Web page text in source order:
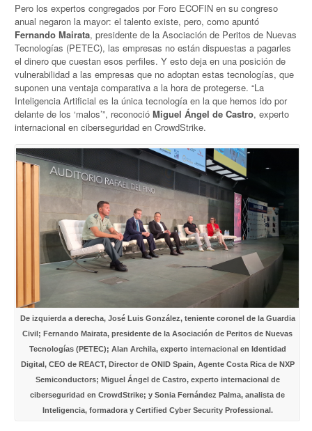
Pero los expertos congregados por Foro ECOFIN en su congreso
anual negaron la mayor: el talento existe, pero, como apuntó
Fernando Mairata, presidente de la Asociación de Peritos de Nuevas
Tecnologías (PETEC), las empresas no están dispuestas a pagarles
el dinero que cuestan esos perfiles. Y esto deja en una posición de
vulnerabilidad a las empresas que no adoptan estas tecnologías, que
suponen una ventaja comparativa a la hora de protegerse. “La
Inteligencia Artificial es la única tecnología en la que hemos ido por
delante de los ‘malos’”, reconocióMiguel Ángel de Castro, experto
internacional en ciberseguridad en CrowdStrike.
De izquierda a derecha, José Luis González, teniente coronel de la Guardia
Civil; Fernando Mairata, presidente de la Asociación de Peritos de Nuevas
Tecnologías (PETEC); Alan Archila, experto internacional en Identidad
Digital, CEO de REACT, Director de ONID Spain, Agente Costa Rica de NXP
Semiconductors; Miguel Ángel de Castro, experto internacional de
ciberseguridad en CrowdStrike; y Sonia Fernández Palma, analista de
Inteligencia, formadora y Certified Cyber Security Professional.